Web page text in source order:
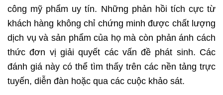
công mỹ phẩm uy tín. Những phản hồi tích cực từ
khách hàng không chỉ chứng minh được chất lượng
dịch vụ và sản phẩm của họ mà còn phản ánh cách
thức đơn vị giải quyết các vấn đề phát sinh. Các
đánh giá này có thể tìm thấy trên các nền tảng trực
tuyến, diễn đàn hoặc qua các cuộc khảo sát.